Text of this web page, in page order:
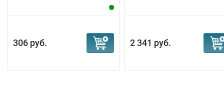
306 руб. 2 341 руб.